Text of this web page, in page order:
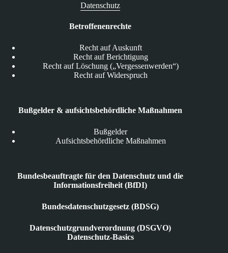
Datenschutz
Betroffenenrechte
Recht auf Auskunft
Recht auf Berichtigung
Recht auf Löschung („Vergessenwerden“)
Recht auf Widerspruch
Bußgelder & aufsichtsbehördliche Maßnahmen
Bußgelder
Aufsichtsbehördliche Maßnahmen
Bundesbeauftragte für den Datenschutz und die
Informationsfreiheit (BfDI)
Bundesdatenschutzgesetz (BDSG)
Datenschutzgrundverordnung (DSGVO)
Datenschutz-Basics